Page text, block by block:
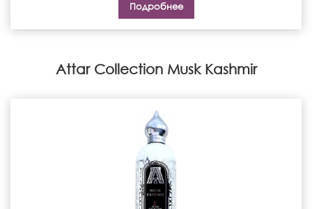
Подробнее
Attar Collection Musk Kashmir